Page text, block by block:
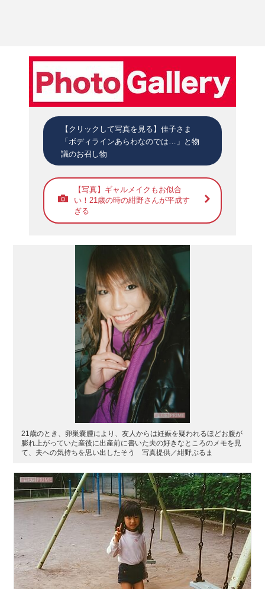
【クリックして写真を見る】佳子さま
「ボディラインあらわなのでは…」と物
議のお召し物
【写真】ギャルメイクもお似合
い！21歳の時の紺野さんが平成す
ぎる
21歳のとき、卵巣嚢腫により、友人からは妊娠を疑われるほどお腹が
膨れ上がっていた産後に出産前に書いた夫の好きなところのメモを見
て、夫への気持ちを思い出したそう 写真提供／紺野ぶるま